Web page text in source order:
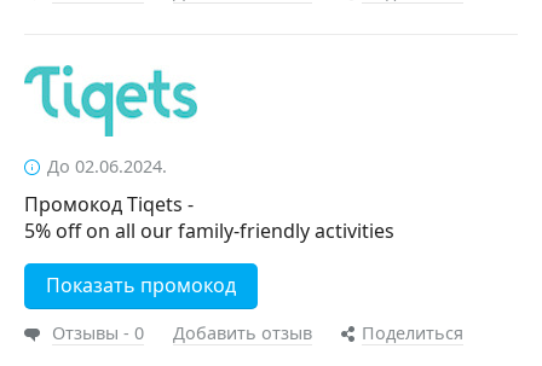
До 02.06.2024.
Промокод Tiqets -
5% off on all our family-friendly activities
Показать промокод
Отзывы - 0 Добавить отзыв Поделиться